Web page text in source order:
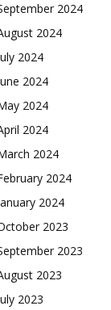
2024
2024
2024
2024
2024
2024
2024
2024
2024
2023
2023
2023
2023